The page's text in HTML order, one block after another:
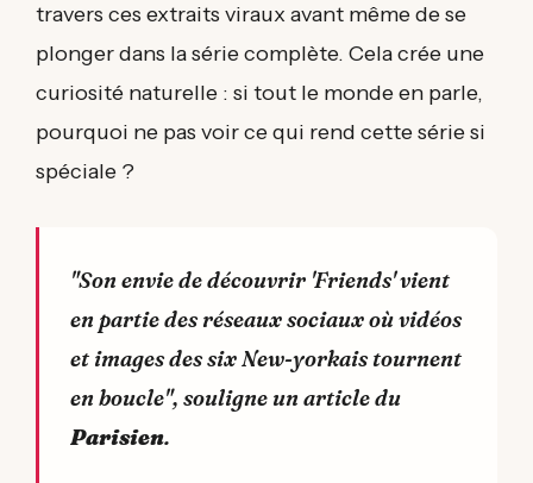
travers ces extraits viraux avant même de se
plonger dans la série complète. Cela crée une
curiosité naturelle : si tout le monde en parle,
pourquoi ne pas voir ce qui rend cette série si
spéciale ?
"Son envie de découvrir 'Friends' vient
en partie des réseaux sociaux où vidéos
et images des six New-yorkais tournent
en boucle", souligne un article du
Parisien.